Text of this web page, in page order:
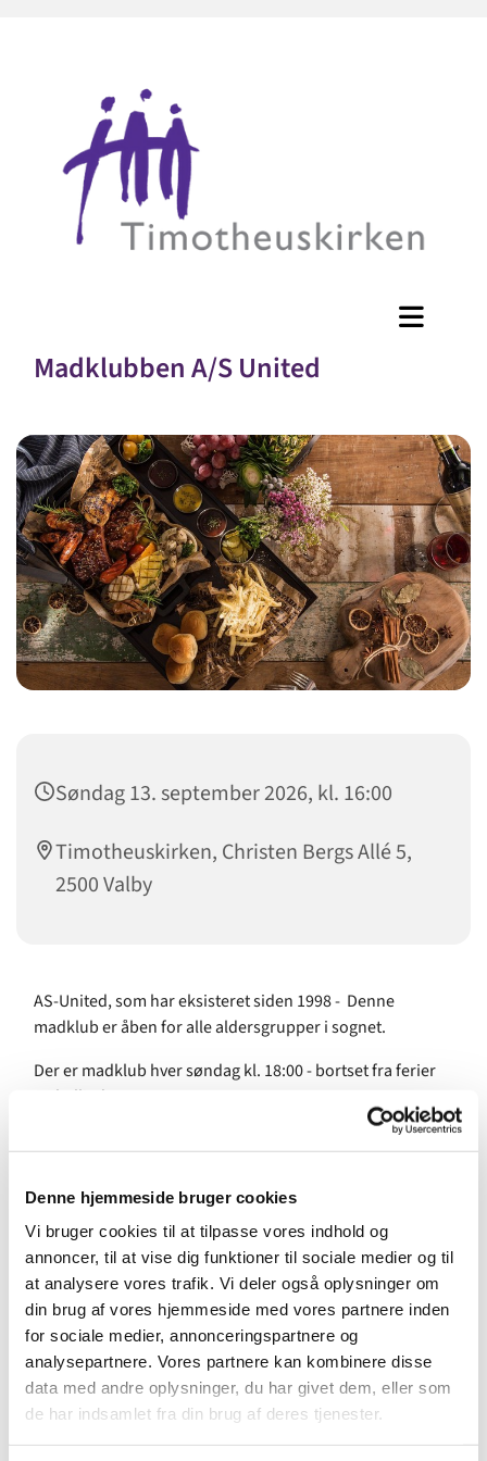
Denne hjemmeside bruger cookies
Vi bruger cookies til at tilpasse vores indhold og
annoncer, til at vise dig funktioner til sociale medier og til
at analysere vores trafik. Vi deler også oplysninger om
din brug af vores hjemmeside med vores partnere inden
for sociale medier, annonceringspartnere og
analysepartnere. Vores partnere kan kombinere disse
data med andre oplysninger, du har givet dem, eller som
de har indsamlet fra din brug af deres tjenester.
Madklubben A/S United
Søndag 13. september 2026, kl. 16:00
Timotheuskirken, Christen Bergs Allé 5,
2500 Valby
AS-United, som har eksisteret siden 1998 - Denne
madklub er åben for alle aldersgrupper i sognet.
Der er madklub hver søndag kl. 18:00 - bortset fra ferier
og helligdage.
Man laver normalt mad en gang hvert halve år sammen
Mange af medlemmerne i AS-United har hjemmeboende
børn i forskellige aldre.
Her er samværet hyggeligt fællesskab omkring måltidet
og børnene leger og finder legekammerater–ligesom
forældre finder sammen omkring fælles emner og
interesser og danner venskaber på kryds og tværs i
kvarteret.
Måltidet om søndagen er en lettelse for de fleste, der ikke
skal tænke på madlavning den dag i en ellers travl uge.